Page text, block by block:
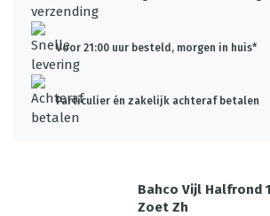
Voor 21:00 uur besteld, morgen in huis*
Particulier én zakelijk achteraf betalen
Bahco Vijl Halfrond
Zoet Zh